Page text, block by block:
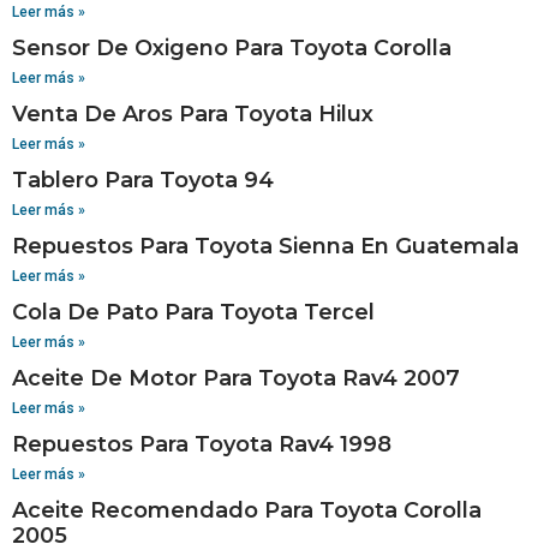
Leer más »
Sensor De Oxigeno Para Toyota Corolla
Leer más »
Venta De Aros Para Toyota Hilux
Leer más »
Tablero Para Toyota 94
Leer más »
Repuestos Para Toyota Sienna En Guatemala
Leer más »
Cola De Pato Para Toyota Tercel
Leer más »
Aceite De Motor Para Toyota Rav4 2007
Leer más »
Repuestos Para Toyota Rav4 1998
Leer más »
Aceite Recomendado Para Toyota Corolla
2005